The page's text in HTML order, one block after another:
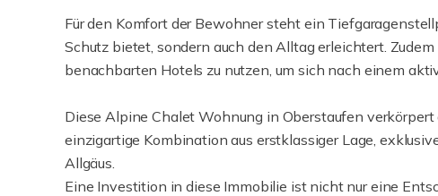
Für den Komfort der Bewohner steht ein
Schutz bietet, sondern auch den Alltag erleichtert.
benachbarten Hotels zu nutzen, um sich nach einem
Diese Alpine Chalet Wohnung in Oberstaufen
einzigartige Kombination aus erstklassiger Lage,
Allgäus.
Eine Investition in diese Immobilie ist nicht nur eine